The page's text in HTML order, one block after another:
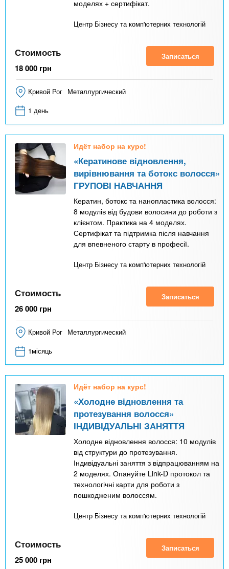
моделях + сертифікат.
Центр Бізнесу та комп'ютерних технологій
Стоимость
18 000 грн
Записаться
Кривой Рог Металлургический
1 день
Идёт набор на курс!
«Кератинове відновлення,
вирівнювання та ботокс волосся»
ГРУПОВІ НАВЧАННЯ
Кератин, ботокс та нанопластика волосся:
8 модулів від будови волосини до роботи з
клієнтом. Практика на 4 моделях.
Сертифікат та підтримка після навчання
для впевненого старту в професії.
Центр Бізнесу та комп'ютерних технологій
Стоимость
26 000 грн
Записаться
Кривой Рог Металлургический
1місяць
Идёт набор на курс!
«Холодне відновлення та
протезування волосся»
ІНДИВІДУАЛЬНІ ЗАНЯТТЯ
Холодне відновлення волосся: 10 модулів
від структури до протезування.
Індивідуальні заняття з відпрацюванням на
2 моделях. Опануйте Link-D протокол та
технологічні карти для роботи з
пошкодженим волоссям.
Центр Бізнесу та комп'ютерних технологій
Стоимость
25 000 грн
Записаться